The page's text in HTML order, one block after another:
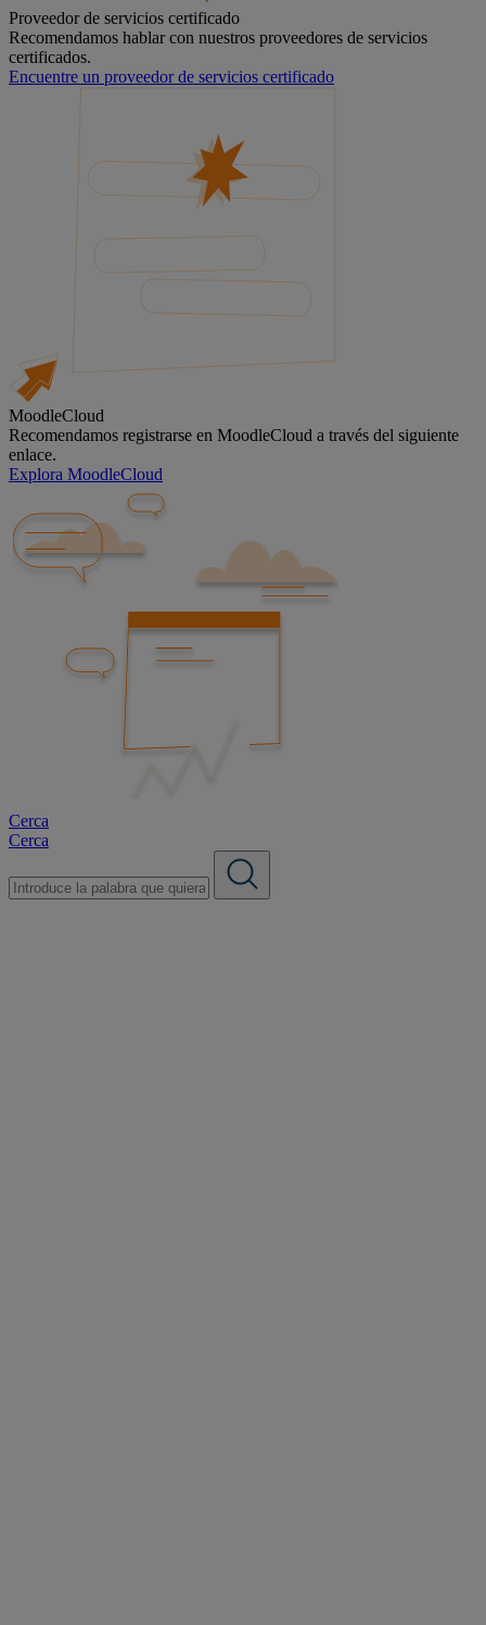
Proveedor de servicios certificado
Recomendamos hablar con nuestros proveedores de servicios
certificados.
Encuentre un proveedor de servicios certificado
MoodleCloud
Recomendamos registrarse en MoodleCloud a través del siguiente
enlace.
Explora MoodleCloud
Cerca
Cerca